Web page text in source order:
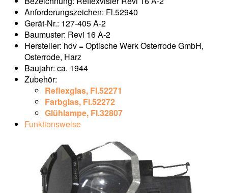
Anforderungszeichen: Fl.52940
Gerät-Nr.: 127-405 A-2
Baumuster: Revi 16 A-2
Hersteller: hdv = Optische Werk Osterrode GmbH,
Osterrode, Harz
Baujahr: ca. 1944
Zubehör:
Reflexglas, Fl.52271
Farbglas, Fl.52272
Glühlampe, Fl.32807
Funktionsweise